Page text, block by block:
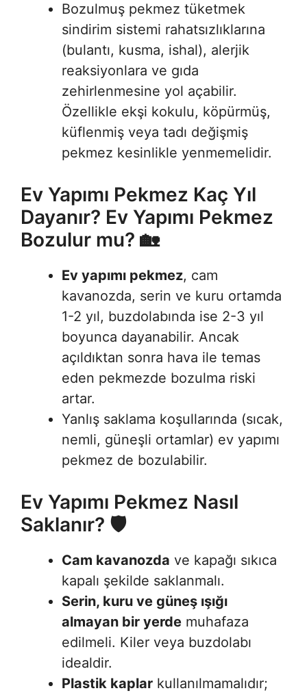
Bozulmuş pekmez tüketmek
sindirim sistemi rahatsızlıklarına
(bulantı, kusma, ishal), alerjik
reaksiyonlara ve gıda
zehirlenmesine yol açabilir.
Özellikle ekşi kokulu, köpürmüş,
küflenmiş veya tadı değişmiş
pekmez kesinlikle yenmemelidir.
Ev Yapımı Pekmez Kaç Yıl
Dayanır? Ev Yapımı Pekmez
Bozulur mu? 🏡
Ev yapımı pekmez, cam
kavanozda, serin ve kuru ortamda
1-2 yıl, buzdolabında ise 2-3 yıl
boyunca dayanabilir. Ancak
açıldıktan sonra hava ile temas
eden pekmezde bozulma riski
artar.
Yanlış saklama koşullarında (sıcak,
nemli, güneşli ortamlar) ev yapımı
pekmez de bozulabilir.
Ev Yapımı Pekmez Nasıl
Saklanır? 🛡️
Cam kavanozda ve kapağı sıkıca
kapalı şekilde saklanmalı.
Serin, kuru ve güneş ışığı
almayan bir yerde muhafaza
edilmeli. Kiler veya buzdolabı
idealdir.
Plastik kaplar kullanılmamalıdır;